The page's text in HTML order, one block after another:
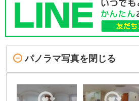
パノラマ写真を閉じる